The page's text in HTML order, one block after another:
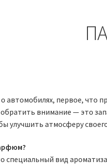
автомобилях, первое, что
внимание — это
улучшить атмосферу
вид